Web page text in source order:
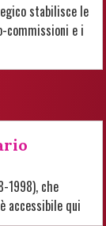
stabilisce le
commissioni e i
1998), che
accessibile qui